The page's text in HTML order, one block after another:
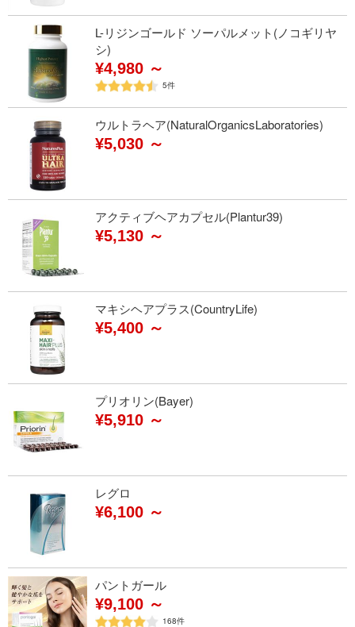
L-リジンゴールド ソーパルメット(ノコギリヤ
シ)
¥4,980 ～
5件
ウルトラヘア(NaturalOrganicsLaboratories)
¥5,030 ～
アクティブヘアカプセル(Plantur39)
¥5,130 ～
マキシヘアプラス(CountryLife)
¥5,400 ～
プリオリン(Bayer)
¥5,910 ～
レグロ
¥6,100 ～
パントガール
¥9,100 ～
168件